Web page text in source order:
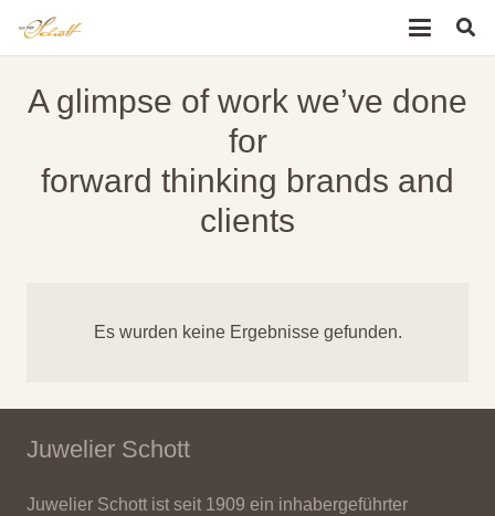
A glimpse of work we’ve done
for
forward thinking brands and
clients
Es wurden keine Ergebnisse gefunden.
Juwelier Schott
Juwelier Schott ist seit 1909 ein inhabergeführter